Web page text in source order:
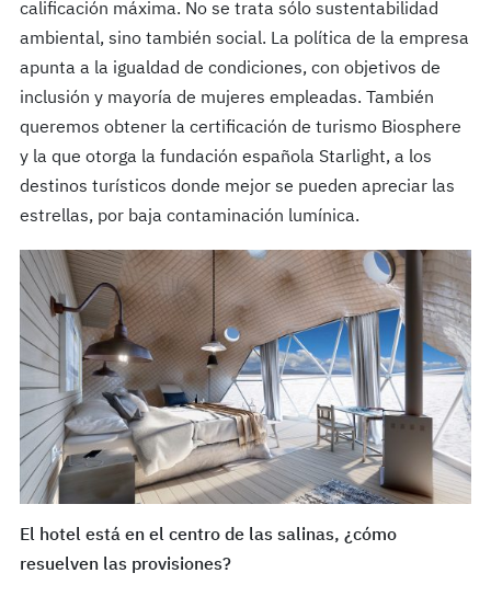
calificación máxima. No se trata sólo sustentabilidad
ambiental, sino también social. La política de la empresa
apunta a la igualdad de condiciones, con objetivos de
inclusión y mayoría de mujeres empleadas. También
queremos obtener la certificación de turismo Biosphere
y la que otorga la fundación española Starlight, a los
destinos turísticos donde mejor se pueden apreciar las
estrellas, por baja contaminación lumínica.
El hotel está en el centro de las salinas, ¿cómo
resuelven las provisiones?